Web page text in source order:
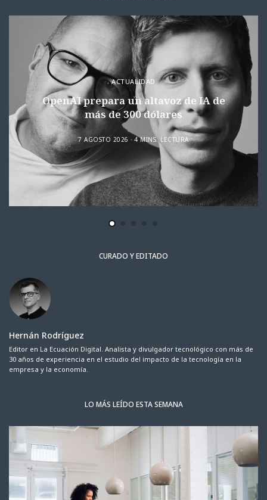
ACTUALIDAD
OpenAI prepara un altavoz de IA de
más de 300 dólares
7 AGOSTO 2026 4 MINS. LECTURA
CURADO Y EDITADO
Hernán Rodríguez
Editor en La Ecuación Digital. Analista y divulgador tecnológico con más de
30 años de experiencia en el estudio del impacto de la tecnología en la
empresa y la economía.
LO MÁS LEÍDO ESTA SEMANA